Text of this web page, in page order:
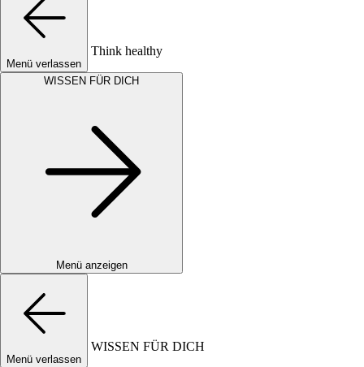
Menü verlassen
Think healthy
WISSEN FÜR DICH
Menü anzeigen
Menü verlassen
WISSEN FÜR DICH